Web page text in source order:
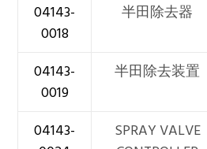
04143-
0018
半田除去器
04143-
0019
半田除去装置
04143-
SPRAY VALVE